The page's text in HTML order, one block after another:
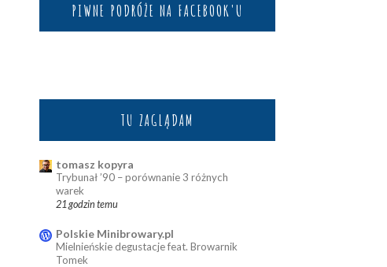
PIWNE PODRÓŻE NA FACEBOOK'U
TU ZAGLĄDAM
tomasz kopyra
Trybunał ’90 – porównanie 3 różnych
warek
21 godzin temu
Polskie Minibrowary.pl
Mielnieńskie degustacje feat. Browarnik
Tomek